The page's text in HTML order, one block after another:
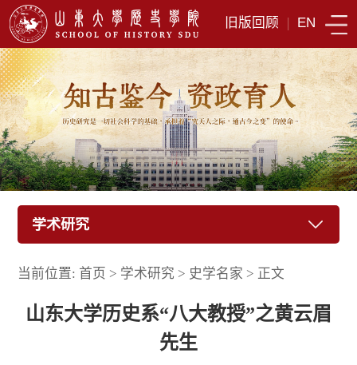
旧版回顾 | EN
学术研究
当前位置: 首页 > 学术研究 > 史学名家 > 正文
山东大学历史系“八大教授”之黄云眉
先生